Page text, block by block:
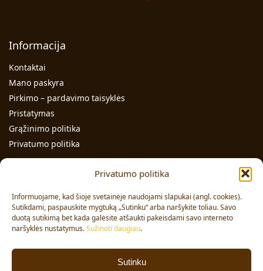
Privatumo politika
Informuojame, kad šioje svetainėje naudojami slapukai (angl. cookies).
Sutikdami, paspauskite mygtuką „Sutinku“ arba naršykite toliau. Savo
duotą sutikimą bet kada galėsite atšaukti pakeisdami savo interneto
naršyklės nustatymus.Sužinoti daugiau.
Sutinku
Informacija
Kontaktai
Mano paskyra
Pirkimo – pardavimo taisyklės
Pristatymas
Grąžinimo politika
Privatumo politika
Individualios veiklos pažymos Nr.: 991331
Adresas: Volungės g. 23-18, LT-63176, Alytus
Pardavimai:+370 608 91 653
Užsakymai:+370 678 36 453